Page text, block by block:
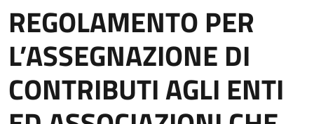
REGOLAMENTO PER
L’ASSEGNAZIONE DI
CONTRIBUTI AGLI ENTI